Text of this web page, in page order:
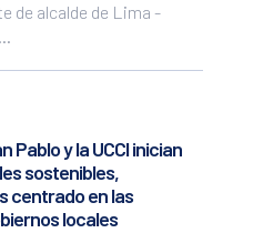
de alcalde de Lima -
Pablo y la UCCI inician
sostenibles,
centrado en las
locales